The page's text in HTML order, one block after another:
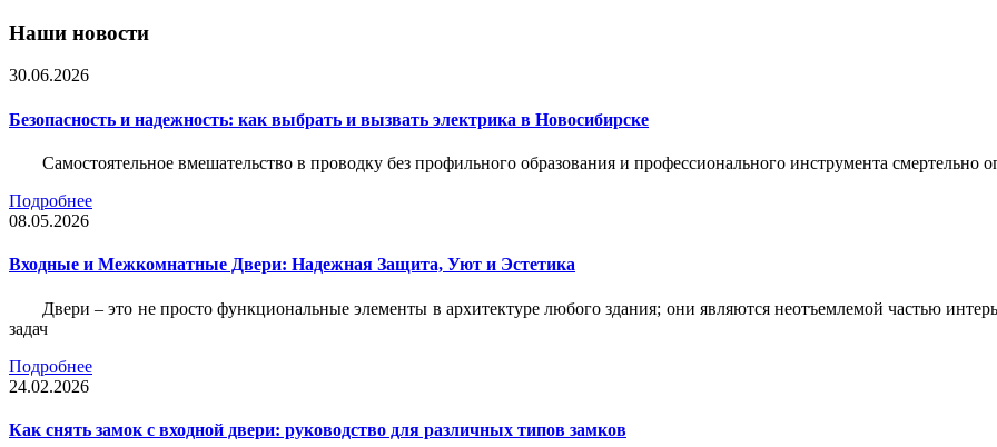
Наши новости
30.06.2026
Безопасность и надежность: как выбрать и вызвать электрика в Новосибирске
Самостоятельное вмешательство в проводку без профильного образования и профессионального инструмента смертельно
Подробнее
08.05.2026
Входные и Межкомнатные Двери: Надежная Защита, Уют и Эстетика
Двери – это не просто функциональные элементы в архитектуре любого здания; они являются неотъемлемой частью
задач
Подробнее
24.02.2026
Как снять замок с входной двери: руководство для различных типов замков